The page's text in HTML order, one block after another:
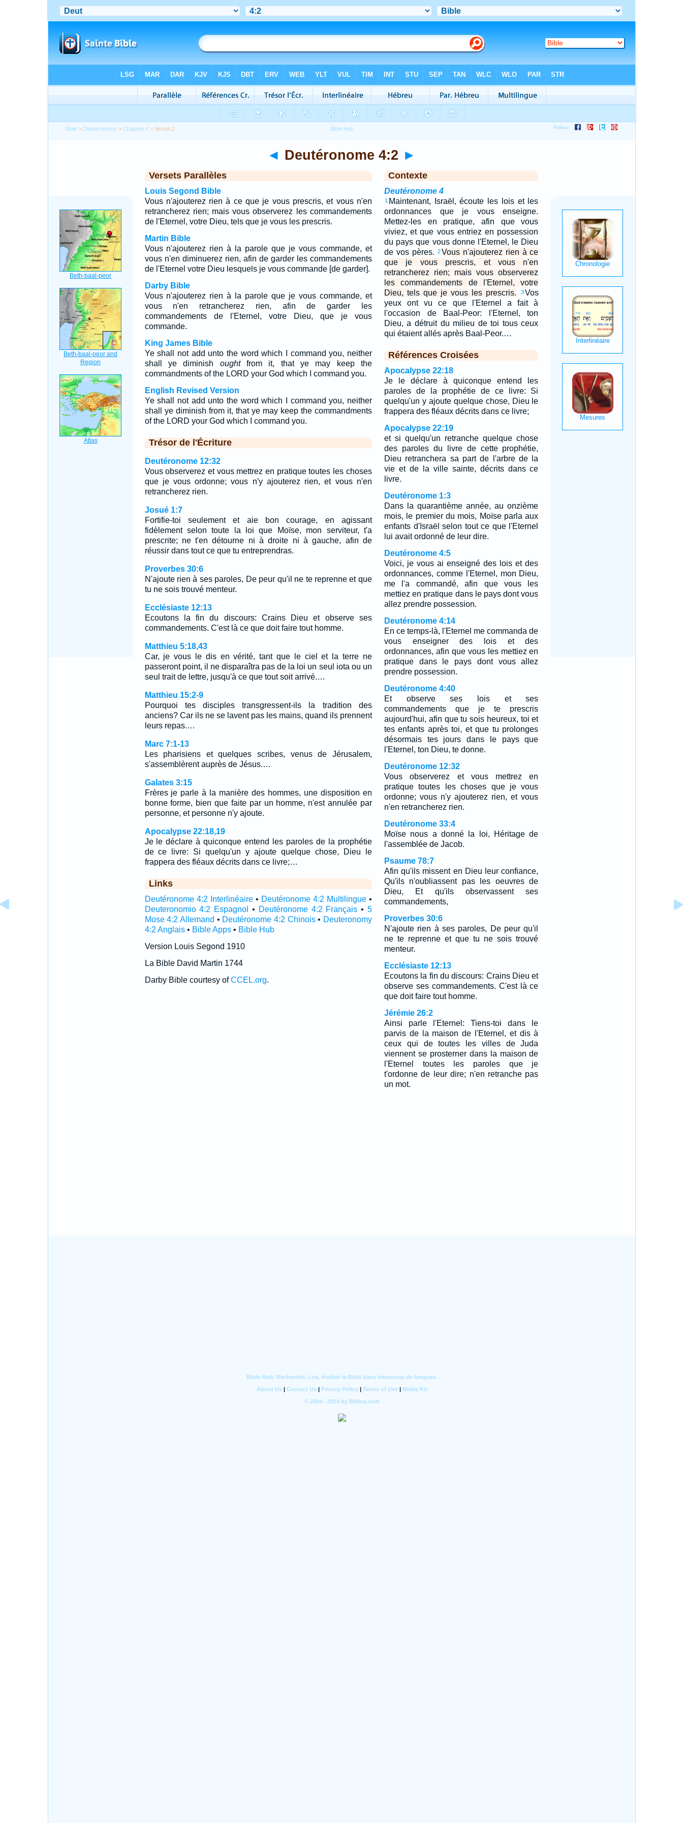
Bible > Deutéronome >Chapitre 4 > Verset 2
◄ Deutéronome 4:2 ►
Versets Parallèles
Louis Segond Bible
Vous n'ajouterez rien à ce que je vous prescris, et vous n'en
retrancherez rien; mais vous observerez les commandements
de l'Eternel, votre Dieu, tels que je vous les prescris.
Martin Bible
Vous n'ajouterez rien à la parole que je vous commande, et
vous n'en diminuerez rien, afin de garder les commandements
de l'Eternel votre Dieu lesquels je vous commande [de garder].
Darby Bible
Vous n'ajouterez rien à la parole que je vous commande, et
vous n'en retrancherez rien, afin de garder les
commandements de l'Eternel, votre Dieu, que je vous
commande.
King James Bible
Ye shall not add unto the word which I command you, neither
shall ye diminish oughtfrom it, that ye may keep the
commandments of the LORD your God which I command you.
English Revised Version
Ye shall not add unto the word which I command you, neither
shall ye diminish from it, that ye may keep the commandments
of the LORD your God which I command you.
Trésor de l'Écriture
Deutéronome 12:32
Vous observerez et vous mettrez en pratique toutes les choses
que je vous ordonne; vous n'y ajouterez rien, et vous n'en
retrancherez rien.
Josué 1:7
Fortifie-toi seulement et aie bon courage, en agissant
fidèlement selon toute la loi que Moïse, mon serviteur, t'a
prescrite; ne t'en détourne ni à droite ni à gauche, afin de
réussir dans tout ce que tu entreprendras.
Proverbes 30:6
N'ajoute rien à ses paroles, De peur qu'il ne te reprenne et que
tu ne sois trouvé menteur.
Ecclésiaste 12:13
Ecoutons la fin du discours: Crains Dieu et observe ses
commandements. C'est là ce que doit faire tout homme.
Matthieu 5:18,43
Car, je vous le dis en vérité, tant que le ciel et la terre ne
passeront point, il ne disparaîtra pas de la loi un seul iota ou un
seul trait de lettre, jusqu'à ce que tout soit arrivé.…
Matthieu 15:2-9
Pourquoi tes disciples transgressent-ils la tradition des
anciens? Car ils ne se lavent pas les mains, quand ils prennent
leurs repas.…
Marc 7:1-13
Les pharisiens et quelques scribes, venus de Jérusalem,
s'assemblèrent auprès de Jésus.…
Galates 3:15
Frères je parle à la manière des hommes, une disposition en
bonne forme, bien que faite par un homme, n'est annulée par
personne, et personne n'y ajoute.
Apocalypse 22:18,19
Je le déclare à quiconque entend les paroles de la prophétie
de ce livre: Si quelqu'un y ajoute quelque chose, Dieu le
frappera des fléaux décrits dans ce livre;…
Links
Deutéronome 4:2 Interlinéaire• Deutéronome 4:2 Multilingue•
Deuteronomio 4:2 Espagnol
• Deutéronome 4:2 Français • 5
Mose 4:2 Allemand • Deutéronome 4:2 Chinois• Deuteronomy
4:2 Anglais• Bible Apps• Bible Hub
Version Louis Segond 1910
La Bible David Martin 1744
Darby Bible courtesy ofCCEL.org.
Contexte
Deutéronome 4
1 Maintenant, Israël, écoute les lois et les
ordonnances que je vous enseigne.
Mettez-les en pratique, afin que vous
viviez, et que vous entriez en possession
du pays que vous donne l'Eternel, le Dieu
de vos pères.
2Vous n'ajouterez rien à ce
que je vous prescris, et vous n'en
retrancherez rien; mais vous observerez
les commandements de l'Eternel, votre
Dieu, tels que je vous les prescris.
3 Vos
yeux ont vu ce que l'Eternel a fait à
l'occasion de Baal-Peor: l'Eternel, ton
Dieu, a détruit du milieu de toi tous ceux
qui étaient allés après Baal-Peor.…
Références Croisées
Apocalypse 22:18
Je le déclare à quiconque entend les
paroles de la prophétie de ce livre: Si
quelqu'un y ajoute quelque chose, Dieu le
frappera des fléaux décrits dans ce livre;
Apocalypse 22:19
et si quelqu'un retranche quelque chose
des paroles du livre de cette prophétie,
Dieu retranchera sa part de l'arbre de la
vie et de la ville sainte, décrits dans ce
livre.
Deutéronome 1:3
Dans la quarantième année, au onzième
mois, le premier du mois, Moïse parla aux
enfants d'Israël selon tout ce que l'Eternel
lui avait ordonné de leur dire.
Deutéronome 4:5
Voici, je vous ai enseigné des lois et des
ordonnances, comme l'Eternel, mon Dieu,
me l'a commandé, afin que vous les
mettiez en pratique dans le pays dont vous
allez prendre possession.
Deutéronome 4:14
En ce temps-là, l'Eternel me commanda de
vous enseigner des lois et des
ordonnances, afin que vous les mettiez en
pratique dans le pays dont vous allez
prendre possession.
Deutéronome 4:40
Et observe ses lois et ses
commandements que je te prescris
aujourd'hui, afin que tu sois heureux, toi et
tes enfants après toi, et que tu prolonges
désormais tes jours dans le pays que
l'Eternel, ton Dieu, te donne.
Deutéronome 12:32
Vous observerez et vous mettrez en
pratique toutes les choses que je vous
ordonne; vous n'y ajouterez rien, et vous
n'en retrancherez rien.
Deutéronome 33:4
Moïse nous a donné la loi, Héritage de
l'assemblée de Jacob.
Psaume 78:7
Afin qu'ils missent en Dieu leur confiance,
Qu'ils n'oubliassent pas les oeuvres de
Dieu, Et qu'ils observassent ses
commandements,
Proverbes 30:6
N'ajoute rien à ses paroles, De peur qu'il
ne te reprenne et que tu ne sois trouvé
menteur.
Ecclésiaste 12:13
Ecoutons la fin du discours: Crains Dieu et
observe ses commandements. C'est là ce
que doit faire tout homme.
Jérémie 26:2
Ainsi parle l'Eternel: Tiens-toi dans le
parvis de la maison de l'Eternel, et dis à
ceux qui de toutes les villes de Juda
viennent se prosterner dans la maison de
l'Eternel toutes les paroles que je
t'ordonne de leur dire; n'en retranche pas
un mot.